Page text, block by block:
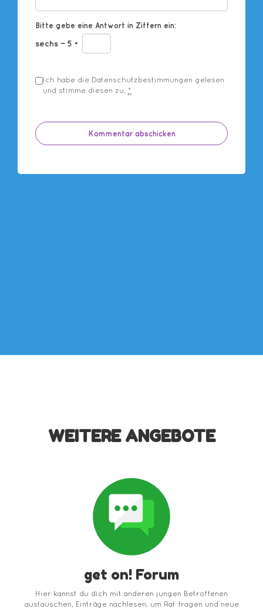
Bitte gebe eine Antwort in Ziffern ein:
sechs − 5 =
Ich habe die Datenschutzbestimmungen gelesen
und stimme diesen zu. *
WEITERE ANGEBOTE
get on! Forum
Hier kannst du dich mit anderen jungen Betroffenen
austauschen, Einträge nachlesen, um Rat fragen und neue